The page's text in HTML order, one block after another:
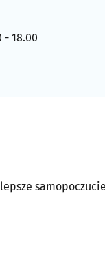
- 18.00